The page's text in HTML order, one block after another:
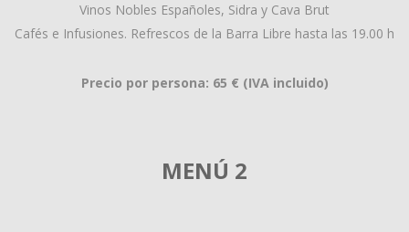
Vinos Nobles Españoles, Sidra y Cava Brut
Cafés e Infusiones. Refrescos de la Barra Libre hasta las 19.00 h
Precio por persona: 65 € (IVA incluido)
MENÚ 2